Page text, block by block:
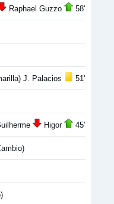
Raphael Guzzo 58'
J. Palacios 51'
Higor 45'